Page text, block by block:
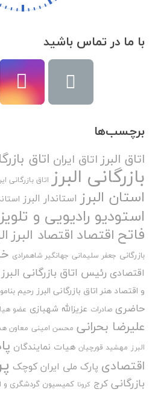
با ما در تماس باشید
برچسب‌ها
اتاق البرزاتاق ایران اتاق
بازرگانی البرز اتاق بازرگانی
استان البرز استاندار البرز
استودیو رادیویی و
فاتح اقتصاد اقتصاد البرز
بازرگانی جعفر سلیمانی جهانگیر شاهمرادی
اقتصادی رئیس اتاق بازرگانی البرز
و اقتصاد هنر اتاق بازرگانی البرز رحیم
حاضری صادرات عزیزالله شهبازی عضو
علیرضا بحرانی محسن امینی معاون
البرز مهشید قورچیان هیات نمایندگان
اقتصادی پارک ملی ایران کوچک
بازرگانی کرج کرونا کمیسیون گردشگری و